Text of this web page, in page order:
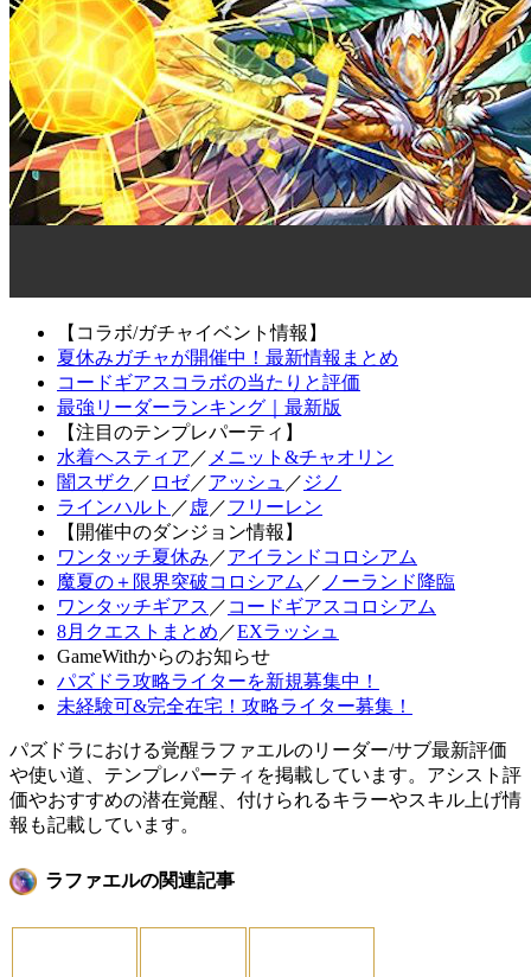
【コラボ/ガチャイベント情報】
夏休みガチャが開催中！最新情報まとめ
コードギアスコラボの当たりと評価
最強リーダーランキング｜最新版
【注目のテンプレパーティ】
水着ヘスティア ／ メニット&チャオリン
闇スザク ／ ロゼ／アッシュ ／ ジノ
ラインハルト ／ 虚 ／フリーレン
【開催中のダンジョン情報】
ワンタッチ夏休み ／アイランドコロシアム
魔夏の＋限界突破コロシアム ／ ノーランド降臨
ワンタッチギアス ／ コードギアスコロシアム
8月クエストまとめ ／EXラッシュ
GameWithからのお知らせ
パズドラ攻略ライターを新規募集中！
未経験可&完全在宅！攻略ライター募集！
パズドラにおける覚醒ラファエルのリーダー/サブ最新評価
や使い道、テンプレパーティを掲載しています。アシスト評
価やおすすめの潜在覚醒、付けられるキラーやスキル上げ情
報も記載しています。
ラファエルの関連記事